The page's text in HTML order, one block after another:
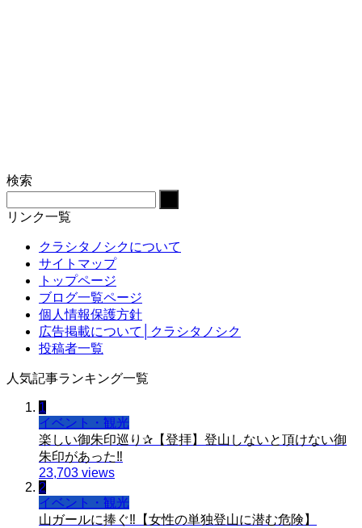
検索
リンク一覧
クラシタノシクについて
サイトマップ
トップページ
ブログ一覧ページ
個人情報保護方針
広告掲載について│クラシタノシク
投稿者一覧
人気記事ランキング一覧
1
イベント・観光
楽しい御朱印巡り✰【登拝】登山しないと頂けない御
朱印があった‼️
23,703 views
2
イベント・観光
山ガールに捧ぐ‼️【女性の単独登山に潜む危険】